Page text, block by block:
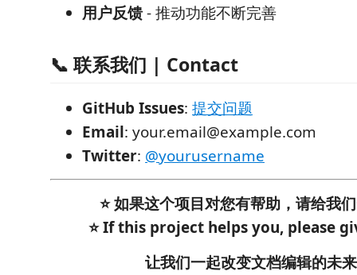
用户反馈- 推动功能不断完善
📞 联系我们 | Contact
GitHub Issues: 提交问题
Email: your.email@example.com
Twitter: @yourusername
⭐ 如果这个项目对您有帮助，请给我
⭐ If this project helps you, please
让我们一起改变文档编辑的未